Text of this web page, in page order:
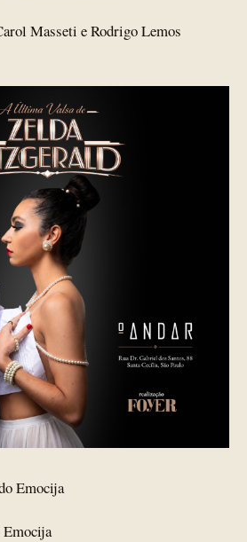
Masseti e Rodrigo Lemos
Emocija
Emocija